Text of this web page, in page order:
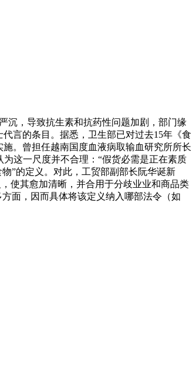
沉，导致抗生素和抗药性问题加剧，部门缘
言的条目。据悉，卫生部已对过去15年《食
。曾担任越南国度血液病取输血研究所所长
为这一尺度并不合理：“假货必需是正在素质
”的定义。对此，工贸部副部长阮华诞新
，使其愈加清晰，并合用于分歧业业和商品类
面，因而具体将该定义纳入哪部法令（如